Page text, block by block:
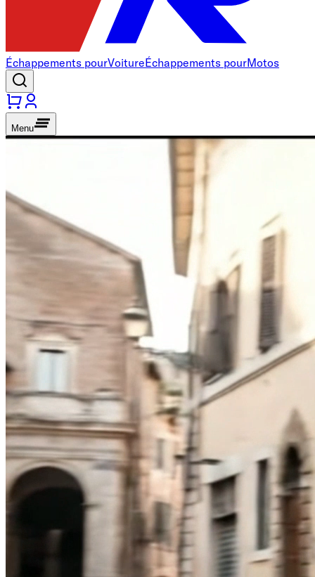
Échappements pourVoitureÉchappements pourMotos
Menu